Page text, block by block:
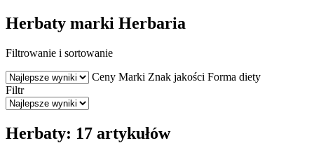
Herbaty marki Herbaria
Filtrowanie i sortowanie
Ceny Marki Znak jakości Forma diety
Filtr
Herbaty: 17 artykułów